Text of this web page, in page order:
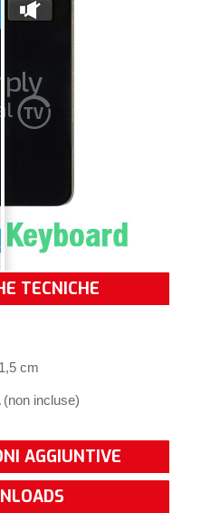
TECNICHE
cm
(non incluse)
AGGIUNTIVE